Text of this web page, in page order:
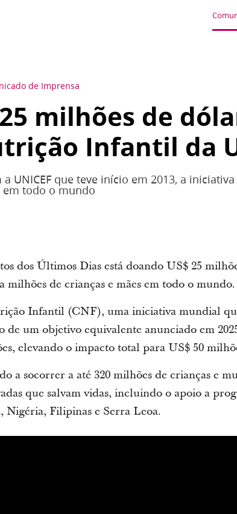
de Imprensa
milhões de
Infantil da
UNICEF que teve início em 2013, a
em todo o mundo
dos Últimos Dias está doando US$ 25
de crianças e mães em todo o mundo.
Infantil (CNF), uma iniciativa mundial
de um objetivo equivalente anunciado em
elevando o impacto total para US$ 50
a socorrer a até 320 milhões de crianças e
que salvam vidas, incluindo o apoio a
Nigéria, Filipinas e Serra Leoa.